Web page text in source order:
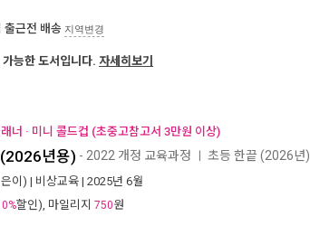
출근전 배송 지역변경
능한 도서입니다. 자세히보기
너 · 미니 콜드컵 (초중고참고서 3만원 이상)
년용) - 2022 개정 교육과정 초등 한끝 (2026년)
이) | 비상교육 | 2025년 6월
할인), 마일리지 750원